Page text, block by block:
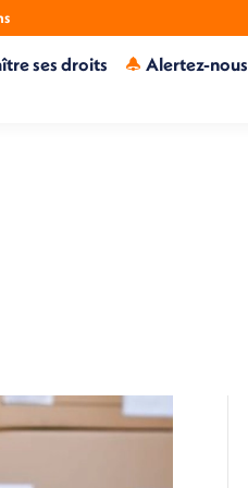
ses droits Alertez-nous